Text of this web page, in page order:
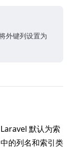
外键列设置为
默认为索
的列名和索引类